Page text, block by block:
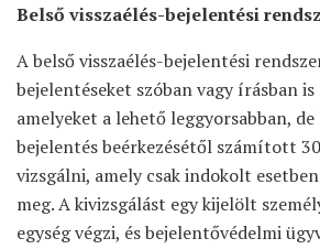
Belső visszaélés-bejelentési
A belső visszaélés-bejelentési
bejelentéseket szóban vagy írásban
amelyeket a lehető leggyorsabban,
bejelentés beérkezésétől számított
vizsgálni, amely csak indokolt
meg. A kivizsgálást egy kijelölt
egység végzi, és bejelentővédelmi